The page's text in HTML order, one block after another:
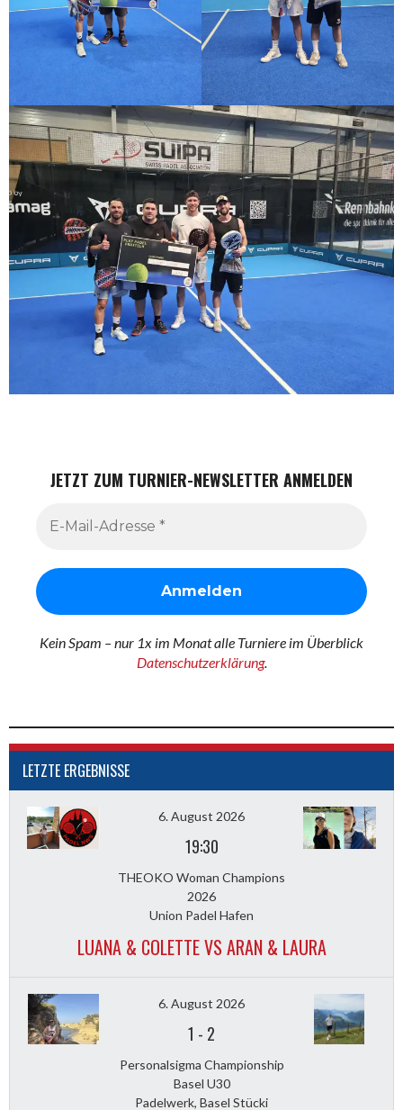
JETZT ZUM TURNIER-NEWSLETTER ANMELDEN
Kein Spam – nur 1x im Monat alle Turniere im Überblick
Datenschutzerklärung.
LETZTE ERGEBNISSE
6. August 2026
19:30
THEOKO Woman Champions
2026
Union Padel Hafen
LUANA & COLETTE VS ARAN & LAURA
6. August 2026
1 - 2
Personalsigma Championship
Basel U30
Padelwerk, Basel Stücki